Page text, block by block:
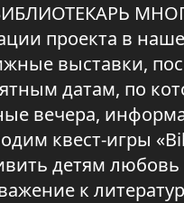
проекта в
выставки,
датам, по
вечера,
квест-игры
детям
к